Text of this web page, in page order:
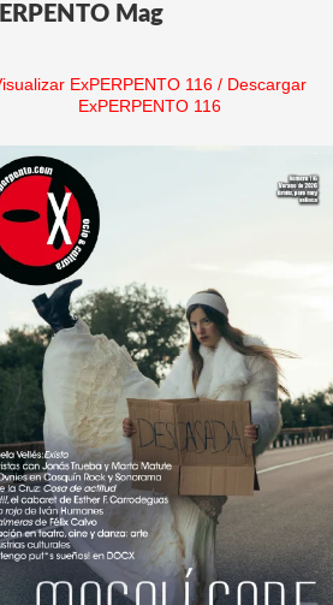
Mag
ExPERPENTO 116 / Descargar
ExPERPENTO 116